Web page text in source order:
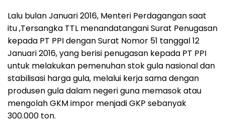
Lalu bulan Januari 2016, Menteri Perdagangan saat
itu ,Tersangka TTL menandatangani Surat Penugasan
kepada PT PPI dengan Surat Nomor 51 tanggal 12
Januari 2016, yang berisi penugasan kepada PT PPI
untuk melakukan pemenuhan stok gula nasional dan
stabilisasi harga gula, melalui kerja sama dengan
produsen gula dalam negeri guna memasok atau
mengolah GKM impor menjadi GKP sebanyak
300.000 ton.